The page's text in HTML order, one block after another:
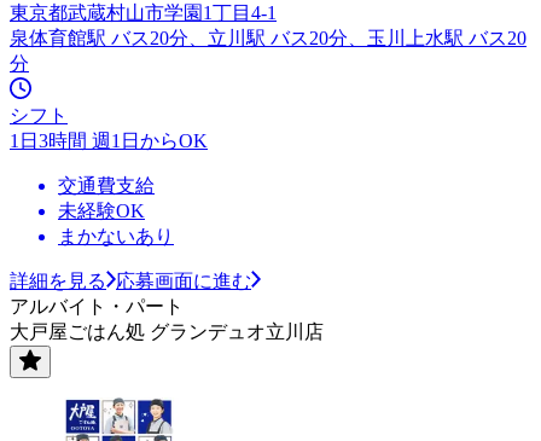
東京都武蔵村山市学園1丁目4-1
泉体育館駅 バス20分、立川駅 バス20分、玉川上水駅 バス20
分
シフト
1日3時間 週1日からOK
交通費支給
未経験OK
まかないあり
詳細を見る
応募画面に進む
アルバイト・パート
大戸屋ごはん処 グランデュオ立川店